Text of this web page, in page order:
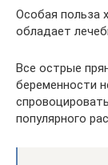
Особая польза
обладает
Все острые
беременности
популярного